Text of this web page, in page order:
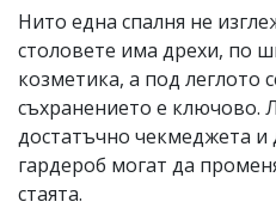
Нито една спалня не
столовете има дрехи, по
козметика, а под леглото
съхранението е ключово.
достатъчно чекмеджета и
гардероб могат да
стаята.